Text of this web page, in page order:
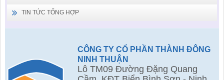
TIN TỨC TỔNG HỢP
CÔNG TY CỔ PHẦN THÀNH ĐÔNG
NINH THUẬN
Lô TM09 Đường Đặng Quang